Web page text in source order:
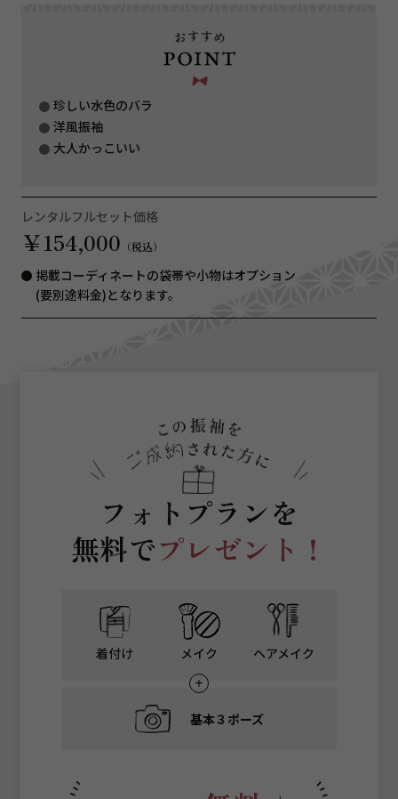
珍しい水色のバラ
洋風振袖
大人かっこいい
レンタルフルセット価格
￥154,000 （税込）
掲載コーディネートの袋帯や小物はオプション
(要別途料金)となります。
フォトプランを
無料でプレゼント！
着付け メイク ヘアメイク
基本３ポーズ